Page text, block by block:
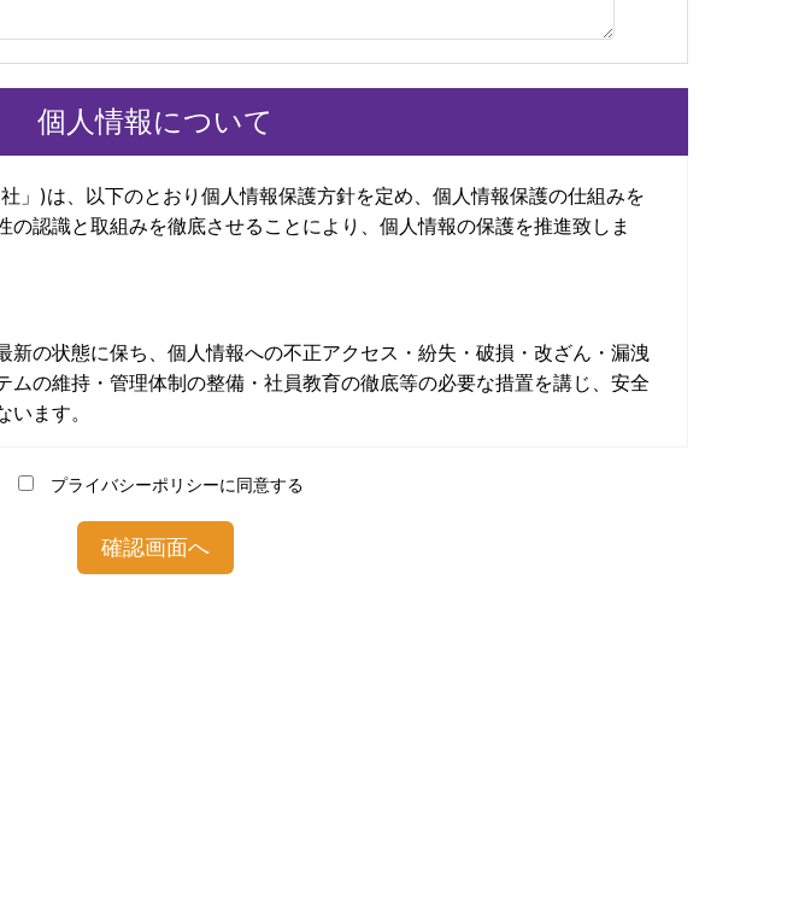
個人情報について
」)は、以下のとおり個人情報保護方針を定め、個人情報保護の仕組みを
認識と取組みを徹底させることにより、個人情報の保護を推進致しま
新の状態に保ち、個人情報への不正アクセス・紛失・破損・改ざん・漏洩
ムの維持・管理体制の整備・社員教育の徹底等の必要な措置を講じ、安全
ます。
プライバシーポリシーに同意する